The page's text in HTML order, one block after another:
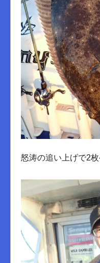
怒涛の追い上げで2